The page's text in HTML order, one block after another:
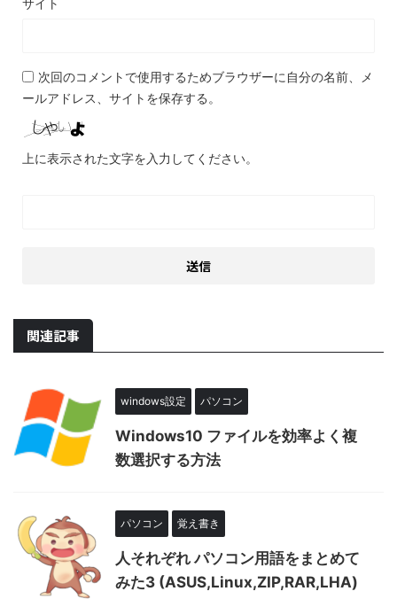
サイト
次回のコメントで使用するためブラウザーに自分の名前、メ
ールアドレス、サイトを保存する。
上に表示された文字を入力してください。
関連記事
windows設定 パソコン
Windows10 ファイルを効率よく複
数選択する方法
パソコン 覚え書き
人それぞれ パソコン用語をまとめて
みた3 (ASUS,Linux,ZIP,RAR,LHA)